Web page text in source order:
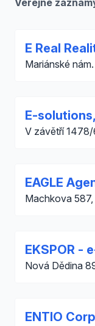
Veřejné
E Real
Mariánské
E-
V závětří 1478/
EAGLE
Machkova
EKSPOR -
Nová Dědina
ENTIO